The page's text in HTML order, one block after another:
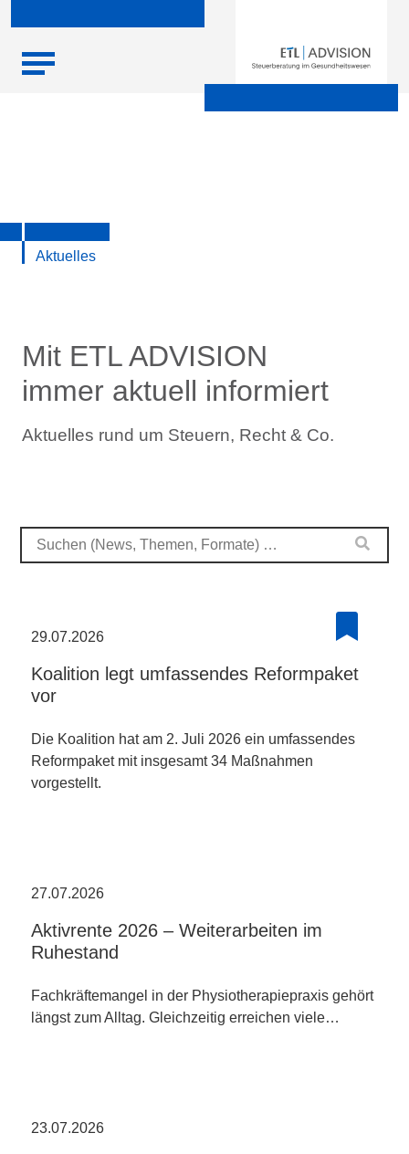
Skip
content
Finanzen
Aktuelles
Mit ETL ADVISION
immer aktuell informiert
Aktuelles rund um Steuern, Recht & Co.
29.07.2026
Koalition legt umfassendes Reformpaket
vor
Die Koalition hat am 2. Juli 2026 ein umfassendes
Reformpaket mit insgesamt 34 Maßnahmen
vorgestellt.
27.07.2026
Aktivrente 2026 – Weiterarbeiten im
Ruhestand
Fachkräftemangel in der Physiotherapiepraxis gehört
längst zum Alltag. Gleichzeitig erreichen viele…
23.07.2026